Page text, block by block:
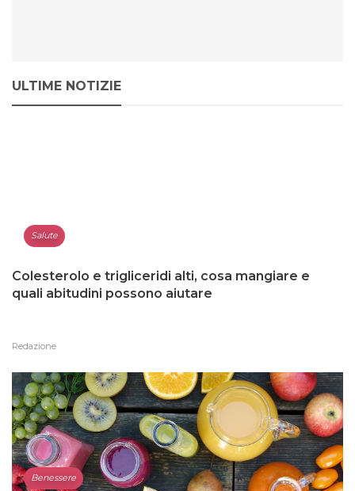
ULTIME NOTIZIE
Salute
Colesterolo e trigliceridi alti, cosa mangiare e
quali abitudini possono aiutare
Redazione
Benessere